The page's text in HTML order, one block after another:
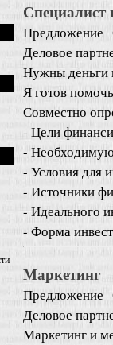
Специалист
Предложение
Деловое
Нужны деньги
Я готов
Совместно
- Цели
-
- Условия для
- Источники
- Идеального
- Форма
Маркетинг
Предложение
Деловое
Маркетинг и